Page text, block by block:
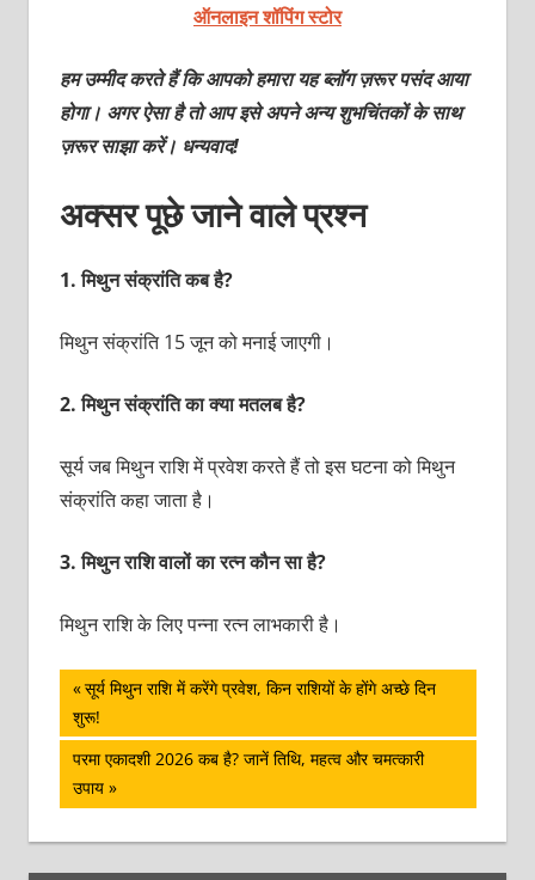
ऑनलाइन शॉपिंग स्टोर
हम उम्मीद करते हैं कि आपको हमारा यह ब्लॉग ज़रूर पसंद आया
होगा। अगर ऐसा है तो आप इसे अपने अन्य शुभचिंतकों के साथ
ज़रूर साझा करें। धन्यवाद!
अक्सर पूछे जाने वाले प्रश्न
1.मिथुन संक्रांति कब है?
मिथुन संक्रांति 15 जून को मनाई जाएगी।
2.मिथुन संक्रांति का क्या मतलब है?
सूर्य जब मिथुन राशि में प्रवेश करते हैं तो इस घटना को मिथुन
संक्रांति कहा जाता है।
3.मिथुन राशि वालों का रत्न कौन सा है?
मिथुन राशि के लिए पन्ना रत्न लाभकारी है।
पोस्ट
नेविगेशन
Previous
Post:
सूर्य मिथुन राशि में करेंगे प्रवेश, किन राशियों के होंगे अच्छे दिन
शुरू!
Next
Post:
परमा एकादशी 2026 कब है? जानें तिथि, महत्व और चमत्कारी
उपाय